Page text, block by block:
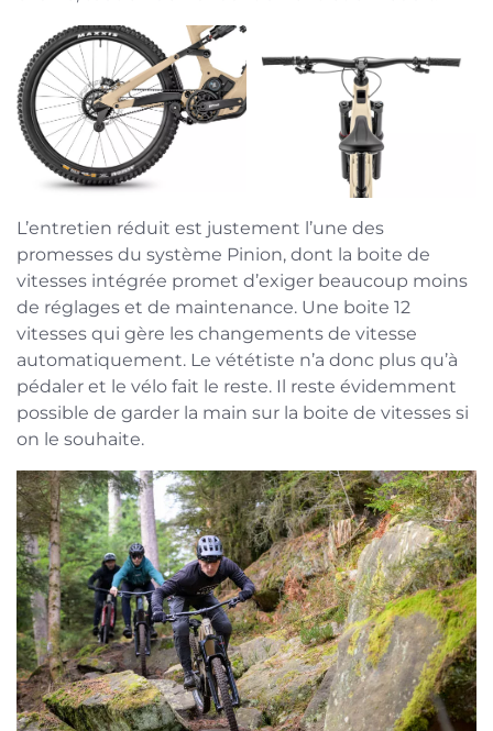
L’entretien réduit est justement l’une des
promesses du système Pinion, dont la boite de
vitesses intégrée promet d’exiger beaucoup moins
de réglages et de maintenance. Une boite 12
vitesses qui gère les changements de vitesse
automatiquement. Le vététiste n’a donc plus qu’à
pédaler et le vélo fait le reste. Il reste évidemment
possible de garder la main sur la boite de vitesses si
on le souhaite.